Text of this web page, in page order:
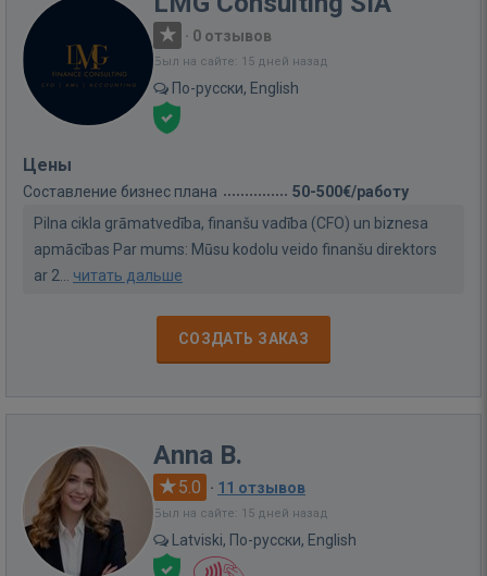
· 0 отзывов
Был на сайте: 15 дней назад
По-русски, English
Цены
Составление бизнес плана
50-500€/работу
Pilna cikla grāmatvedība, finanšu vadība (CFO) un biznesa
apmācības Par mums: Mūsu kodolu veido finanšu direktors
ar 2... читать дальше
СОЗДАТЬ ЗАКАЗ
Anna B.
5.0 · 11 отзывов
Был на сайте: 15 дней назад
Latviski, По-русски, English